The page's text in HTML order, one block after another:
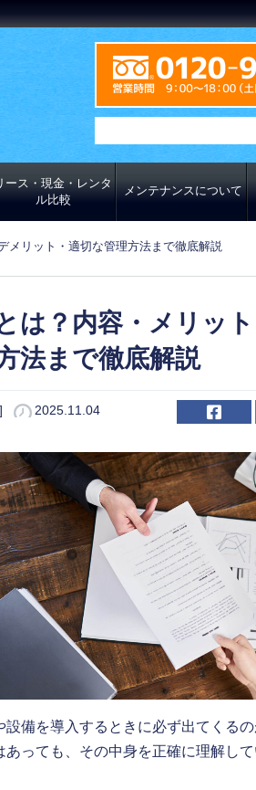
ース・現金・レンタ
ル比較
メンテナンスについて
メリット・適切な管理方法まで徹底解説
は？内容・メリッ
法まで徹底解説
] 2025.11.04
設備を導入するときに必ず出てくる
あっても、その中身を正確に理解し